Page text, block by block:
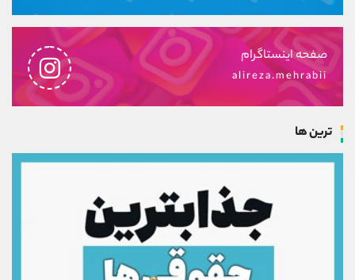
صفحه اینستاگرام
alireza.mehrabii
ترین ها